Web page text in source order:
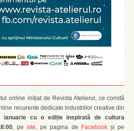
online inițiat de Revista Atelierul, ce constă
recurente dedicate industriilor creative din
ianuarie cu o ediție inspirată de cultura
, pesite, pe pagina de Facebookși pe